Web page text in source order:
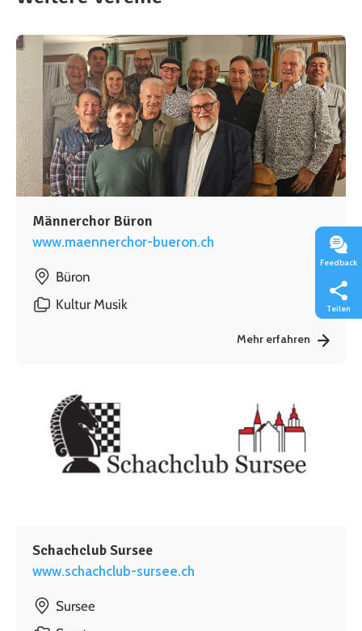
Männerchor Büron
www.maennerchor-bueron.ch
Büron
Kultur Musik
Mehr erfahren
Schachclub Sursee
www.schachclub-sursee.ch
Sursee
Feedback
Teilen